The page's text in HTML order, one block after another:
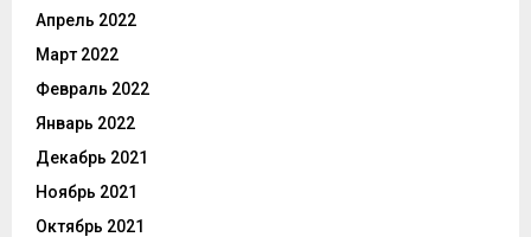
Апрель 2022
Март 2022
Февраль 2022
Январь 2022
Декабрь 2021
Ноябрь 2021
Октябрь 2021